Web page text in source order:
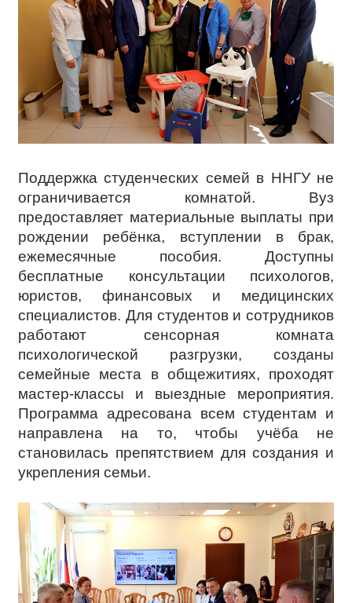
Поддержка студенческих семей в ННГУ не
ограничивается комнатой. Вуз
предоставляет материальные выплаты при
рождении ребёнка, вступлении в брак,
ежемесячные пособия. Доступны
бесплатные консультации психологов,
юристов, финансовых и медицинских
специалистов. Для студентов и сотрудников
работают сенсорная комната
психологической разгрузки, созданы
семейные места в общежитиях, проходят
мастер-классы и выездные мероприятия.
Программа адресована всем студентам и
направлена на то, чтобы учёба не
становилась препятствием для создания и
укрепления семьи.